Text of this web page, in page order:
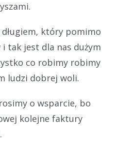
który pomimo
tak jest dla nas dużym
co robimy robimy
ludzi dobrej woli.
o wsparcie, bo
kolejne faktury